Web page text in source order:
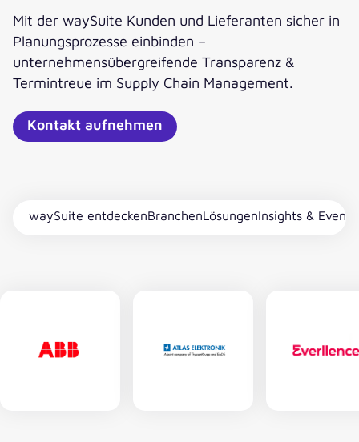
Mit der waySuite Kunden und Lieferanten sicher in
Planungsprozesse einbinden –
unternehmensübergreifende Transparenz &
Termintreue im Supply Chain Management.
Kontakt aufnehmen
waySuite entdeckenBranchenLösungenInsights & Events